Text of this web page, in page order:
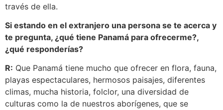
través de ella.
Si estando en el extranjero una persona se te acerca y
te pregunta, ¿qué tiene Panamá para ofrecerme?,
¿qué responderías?
R: Que Panamá tiene mucho que ofrecer en flora, fauna,
playas espectaculares, hermosos paisajes, diferentes
climas, mucha historia, folclor, una diversidad de
culturas como la de nuestros aborígenes, que se